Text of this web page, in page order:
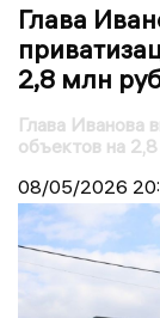
Глава
2,8 млн
Глава Иванова
объектов на
08/05/2026